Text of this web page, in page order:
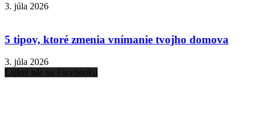
3. júla 2026
5 tipov, ktoré zmenia vnímanie tvojho domova
3. júla 2026
Lajkni nás na Facebooku